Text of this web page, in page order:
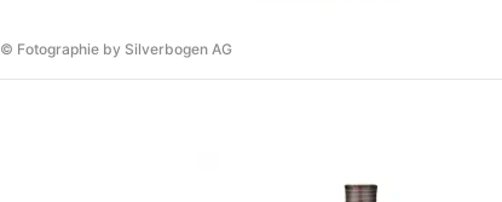
© Fotographie by Silverbogen AG